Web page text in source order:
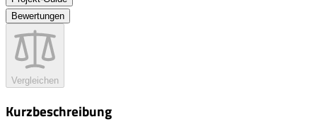
Bewertungen
Vergleichen
Kurzbeschreibung